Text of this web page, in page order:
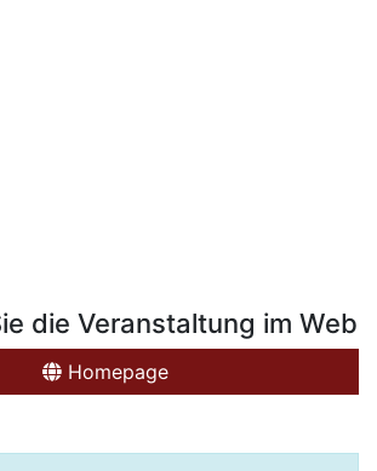
die Veranstaltung im Web
Homepage